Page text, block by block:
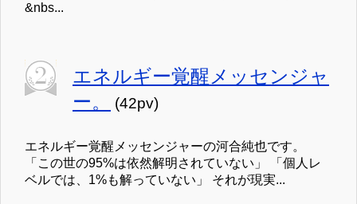
&nbs...
エネルギー覚醒メッセンジャ
ー。
(42pv)
エネルギー覚醒メッセンジャーの河合純也です。
「この世の95%は依然解明されていない」 「個人レ
ベルでは、1%も解っていない」 それが現実...